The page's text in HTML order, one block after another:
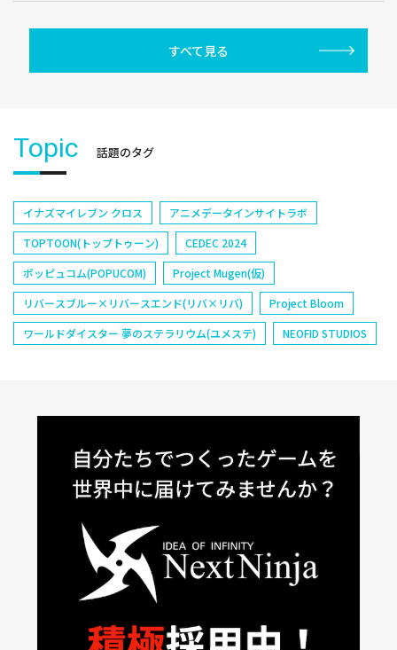
すべて見る
Topic 話題のタグ
イナズマイレブン クロス
アニメデータインサイトラボ
TOPTOON(トップトゥーン)
CEDEC 2024
ポッピュコム(POPUCOM)
Project Mugen(仮)
リバースブルー×リバースエンド(リバ×リバ)
Project Bloom
ワールドダイスター 夢のステラリウム(ユメステ)
NEOFID STUDIOS